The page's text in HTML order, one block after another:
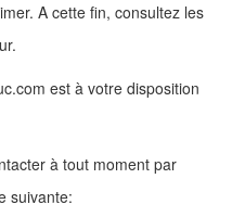
A cette fin, consultez les
est à votre disposition
à tout moment par
suivante: